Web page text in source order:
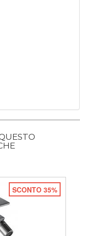
SCONTO 35%